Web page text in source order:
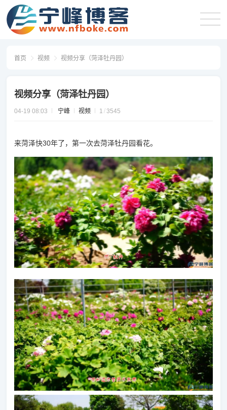
首页 视频 视频分享（菏泽牡丹园）
视频分享（菏泽牡丹园）
04-19 08:03 宁峰 视频 1 3545
来菏泽快30年了，第一次去菏泽牡丹园看花。